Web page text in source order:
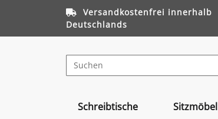
Versandkostenfrei innerhalb
Deutschlands
Schreibtische Sitzmöbel